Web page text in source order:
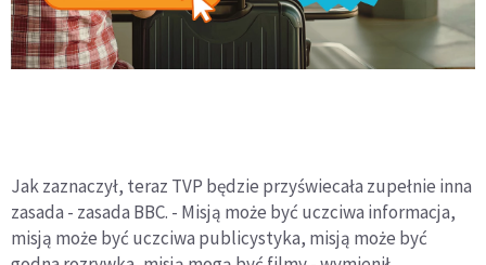
Jak zaznaczył, teraz TVP będzie przyświecała zupełnie inna
zasada - zasada BBC. - Misją może być uczciwa informacja,
misją może być uczciwa publicystyka, misją może być